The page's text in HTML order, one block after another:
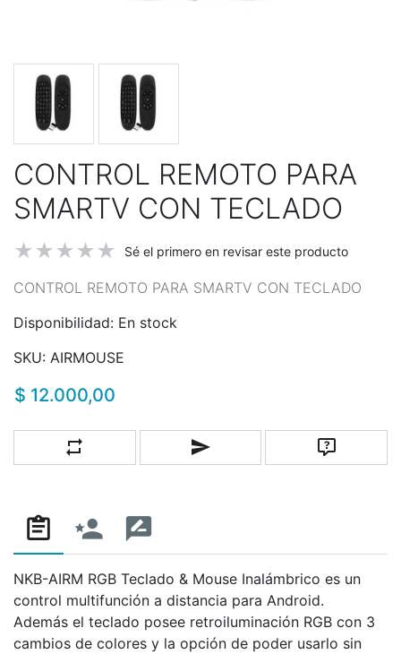
CONTROL REMOTO PARA
SMARTV CON TECLADO
Sé el primero en revisar este producto
CONTROL REMOTO PARA SMARTV CON TECLADO
Disponibilidad: En stock
SKU: AIRMOUSE
$ 12.000,00
Añadir a la lista de comparaciónEscribe un correo a un amigo
Pregunta
NKB-AIRM RGB Teclado & Mouse Inalámbrico es un
control multifunción a distancia para Android.
Además el teclado posee retroiluminación RGB con 3
cambios de colores y la opción de poder usarlo sin